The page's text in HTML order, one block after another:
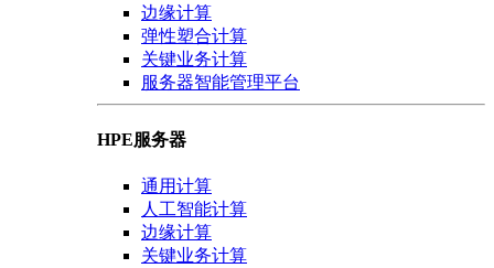
边缘计算
弹性塑合计算
关键业务计算
服务器智能管理平台
HPE服务器
通用计算
人工智能计算
边缘计算
关键业务计算